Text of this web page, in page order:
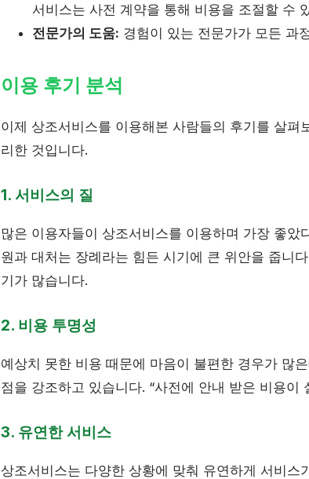
서비스는 사전 계약을 통해 비용을 조절할 수
전문가의 도움: 경험이 있는 전문가가 모든 과
이용 후기 분석
이제 상조서비스를 이용해본 사람들의 후기를 살
리한 것입니다.
1. 서비스의 질
많은 이용자들이 상조서비스를 이용하며 가장 좋
원과 대처는 장례라는 힘든 시기에 큰 위안을 줍니
기가 많습니다.
2. 비용 투명성
예상치 못한 비용 때문에 마음이 불편한 경우가 많
점을 강조하고 있습니다. “사전에 안내 받은 비용이
3. 유연한 서비스
상조서비스는 다양한 상황에 맞춰 유연하게 서비